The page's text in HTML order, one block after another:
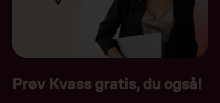
Prøv Kvass gratis, du også!